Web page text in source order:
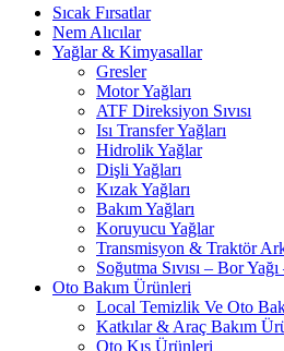
Sıcak Fırsatlar
Nem Alıcılar
Yağlar & Kimyasallar
Gresler
Motor Yağları
ATF Direksiyon Sıvısı
Isı Transfer Yağları
Hidrolik Yağlar
Dişli Yağları
Kızak Yağları
Bakım Yağları
Koruyucu Yağlar
Transmisyon & Traktör
Soğutma Sıvısı – Bor
Oto Bakım Ürünleri
Local Temizlik Ve Oto
Katkılar & Araç Bakım
Oto Kış Ürünleri